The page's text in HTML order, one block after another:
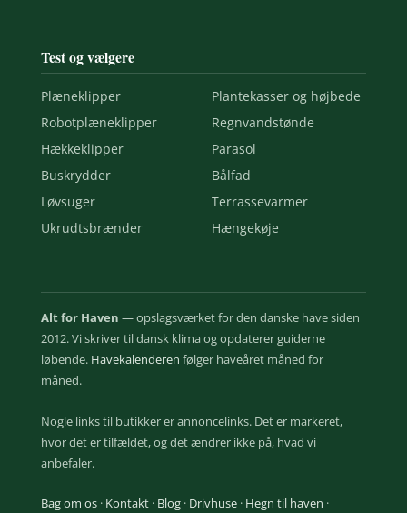
Test og vælgere
Plæneklipper
Robotplæneklipper
Hækkeklipper
Buskrydder
Løvsuger
Ukrudtsbrænder
Plantekasser og højbede
Regnvandstønde
Parasol
Bålfad
Terrassevarmer
Hængekøje
Alt for Haven — opslagsværket for den danske have siden
2012. Vi skriver til dansk klima og opdaterer guiderne
løbende. Havekalenderen følger haveåret måned for
måned.
Nogle links til butikker er annoncelinks. Det er markeret,
hvor det er tilfældet, og det ændrer ikke på, hvad vi
anbefaler.
Bag om os· Kontakt· Blog· Drivhuse· Hegn til haven ·